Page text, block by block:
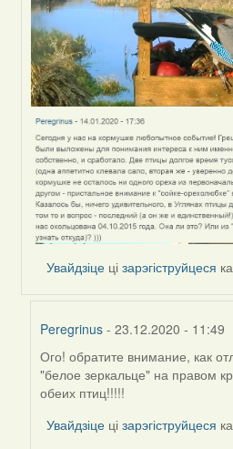
Увайдзіце цізарэгіструйцеся
Peregrinus - 23.12.2020 - 11:49
In
reply
to
by
Peregrinus
Ого! обратите внимание, как
"белое зеркальце" на правом
обеих птиц!!!!!
Увайдзіце цізарэгіструйцеся